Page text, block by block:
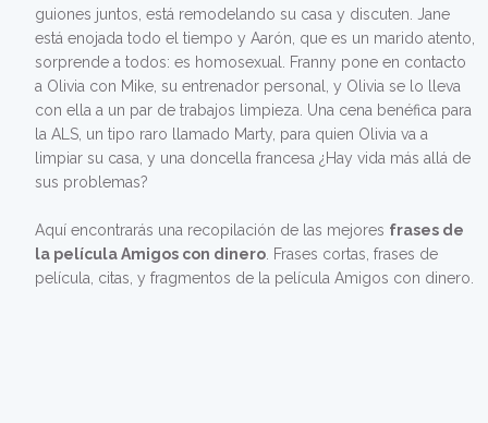
guiones juntos, está remodelando su casa y discuten. Jane
está enojada todo el tiempo y Aarón, que es un marido atento,
sorprende a todos: es homosexual. Franny pone en contacto
a Olivia con Mike, su entrenador personal, y Olivia se lo lleva
con ella a un par de trabajos limpieza. Una cena benéfica para
la ALS, un tipo raro llamado Marty, para quien Olivia va a
limpiar su casa, y una doncella francesa ¿Hay vida más allá de
sus problemas?
Aquí encontrarás una recopilación de las mejores frases de
la película Amigos con dinero . Frases cortas, frases de
película, citas, y fragmentos de la película Amigos con dinero.